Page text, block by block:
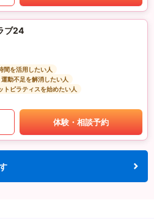
ブ24
間を活用したい人
運動不足を解消したい人
トピラティスを始めたい人
体験・相談予約